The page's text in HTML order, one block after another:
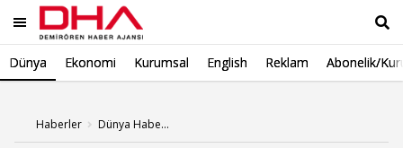
Dünya Ekonomi Kurumsal English Reklam Abonelik/
Haberler Dünya Haberleri